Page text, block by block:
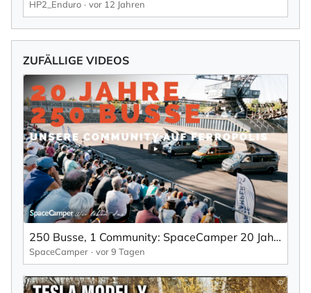
HP2_Enduro vor 12 Jahren
ZUFÄLLIGE VIDEOS
250 Busse, 1 Community: SpaceCamper 20 Jahre Jubiläum auf Ferropolis
SpaceCamper vor 9 Tagen